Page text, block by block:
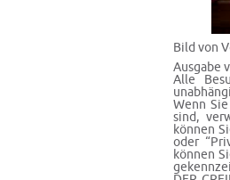
Bild von
Ausgabe
Alle
Wenn
sind,
können
oder
können